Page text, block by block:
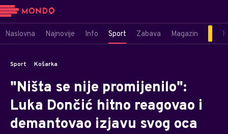
Naslovna Najnovije Info Sport Zabava Magazin
Sport Košarka
"Ništa se nije promijenilo":
Luka Dončić hitno reagovao i
demantovao izjavu svog oca